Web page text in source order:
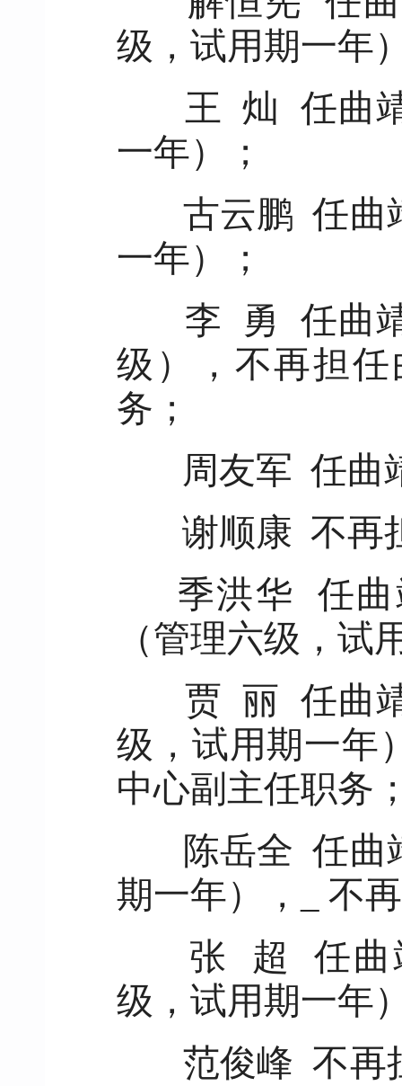
级，试用期一年
王 灿 任曲
一年）；
古云鹏 任曲
一年）；
李 勇 任曲
级），不再担
务；
周友军 任曲
谢顺康 不再
季洪华 任曲
（管理六级，试
贾 丽 任曲
级，试用期一年
中心副主任职务
陈岳全 任曲
期一年），_ 不
张 超 任曲
级，试用期一年
范俊峰 不再